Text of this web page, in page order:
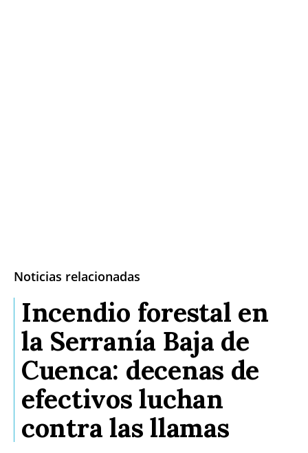
Noticias relacionadas
Incendio forestal en
la Serranía Baja de
Cuenca: decenas de
efectivos luchan
contra las llamas